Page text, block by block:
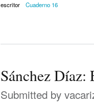
escritor Cuaderno 16
Sánchez
Submitted by